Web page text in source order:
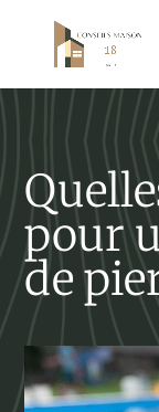
pour
de